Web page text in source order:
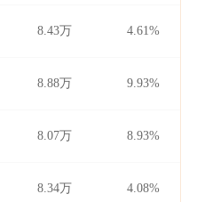
8.43万 4.61%
8.88万 9.93%
8.07万 8.93%
8.34万 4.08%